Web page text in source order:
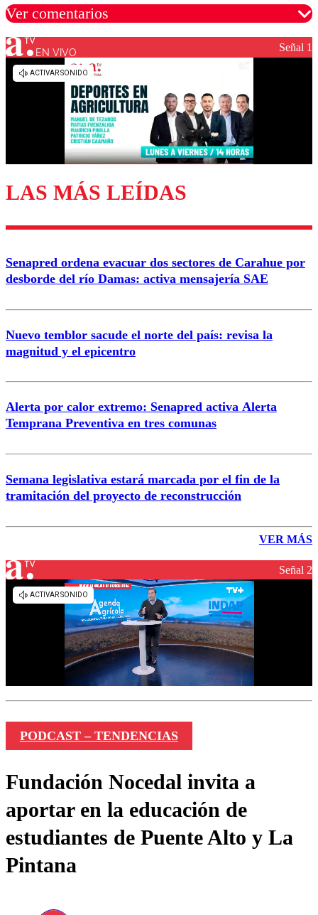
Ver comentarios
Los comentarios son moderados para garantizar un
Enviar comentario
EN VIVO Señal 1
LAS MÁS LEÍDAS
Senapred ordena evacuar dos sectores de Carahue por
desborde del río Damas: activa mensajería SAE
Nuevo temblor sacude el norte del país: revisa la
magnitud y el epicentro
Alerta por calor extremo: Senapred activa Alerta
Temprana Preventiva en tres comunas
Semana legislativa estará marcada por el fin de la
tramitación del proyecto de reconstrucción
VER MÁS
Señal 2
PODCAST – TENDENCIAS
Fundación Nocedal invita a
aportar en la educación de
estudiantes de Puente Alto y La
Pintana